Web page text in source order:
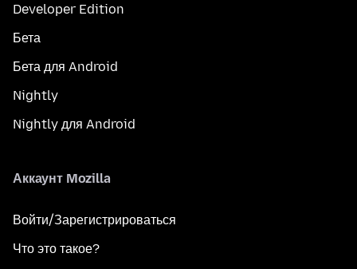
Developer Edition
Бета
Бета для Android
Nightly
Nightly для Android
Аккаунт Mozilla
Войти/Зарегистрироваться
Что это такое?